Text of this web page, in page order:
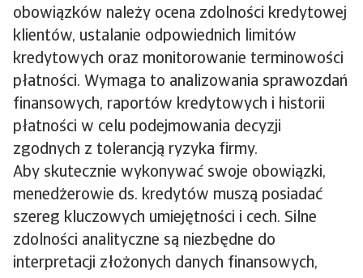
obowiązków należy ocena zdolności kredytowej
klientów, ustalanie odpowiednich limitów
kredytowych oraz monitorowanie terminowości
płatności. Wymaga to analizowania sprawozdań
finansowych, raportów kredytowych i historii
płatności w celu podejmowania decyzji
zgodnych z tolerancją ryzyka firmy.
Aby skutecznie wykonywać swoje obowiązki,
menedżerowie ds. kredytów muszą posiadać
szereg kluczowych umiejętności i cech. Silne
zdolności analityczne są niezbędne do
interpretacji złożonych danych finansowych,